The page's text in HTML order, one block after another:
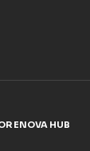
ENOVA HUB